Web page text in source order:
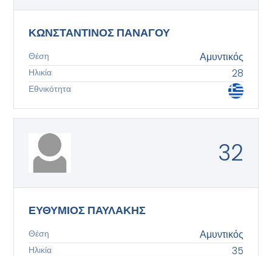
ΚΩΝΣΤΑΝΤΙΝΟΣ ΠΑΝΑΓΟΥ
Θέση Αμυντικός
Ηλικία 28
Εθνικότητα
32
ΕΥΘΥΜΙΟΣ ΠΑΥΛΑΚΗΣ
Θέση Αμυντικός
Ηλικία 35